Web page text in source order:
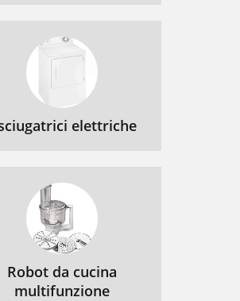
elettriche
Robot da cucina
multifunzione